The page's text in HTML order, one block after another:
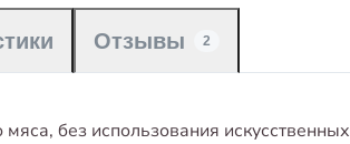
Отзывы 2
без использования искусственных